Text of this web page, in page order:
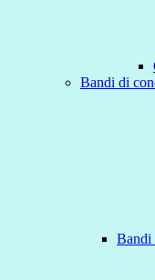
Bandi di
Bandi